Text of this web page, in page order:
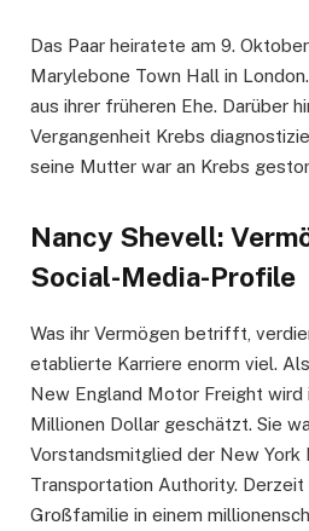
Das Paar heiratete am 9.
Marylebone Town Hall in
aus ihrer früheren Ehe. Darüber
Vergangenheit Krebs
seine Mutter war an Krebs
Nancy Shevell:
Social-Media-Profile
Was ihr Vermögen betrifft,
etablierte Karriere enorm viel.
New England Motor Freight wird
Millionen Dollar geschätzt. Sie
Vorstandsmitglied der New York
Transportation Authority.
Großfamilie in einem